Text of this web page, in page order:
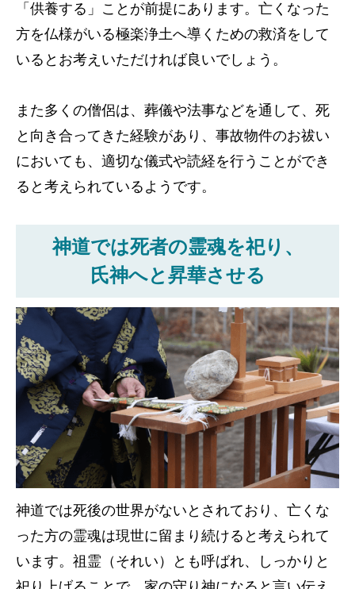
「供養する」ことが前提にあります。亡くなった
方を仏様がいる極楽浄土へ導くための救済をして
いるとお考えいただければ良いでしょう。
また多くの僧侶は、葬儀や法事などを通して、死
と向き合ってきた経験があり、事故物件のお祓い
においても、適切な儀式や読経を行うことができ
ると考えられているようです。
神道では死者の霊魂を祀り、
氏神へと昇華させる
神道では死後の世界がないとされており、亡くな
った方の霊魂は現世に留まり続けると考えられて
います。祖霊（それい）とも呼ばれ、しっかりと